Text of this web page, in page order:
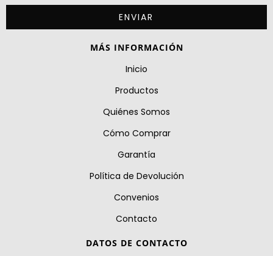
MÁS INFORMACIÓN
Inicio
Productos
Quiénes Somos
Cómo Comprar
Garantía
Política de Devolución
Convenios
Contacto
DATOS DE CONTACTO